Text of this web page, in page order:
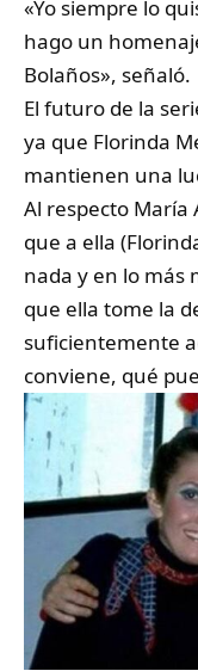
«Yo siempre lo
hago un
Bolaños», señaló.
El futuro de la
ya que Florinda
mantienen una
Al respecto María
que a ella
nada y en lo más
que ella tome la
suficientemente
conviene, qué